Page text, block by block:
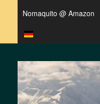
Nomaquito @ Amazon